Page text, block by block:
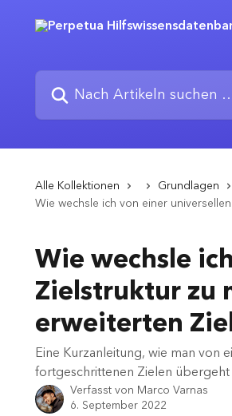
Nach Artikeln suchen …
Alle Kollektionen
Grundlagen
Wie wechsle ich von einer
Wie wechsle
Zielstruktur zu
erweiterten
Eine Kurzanleitung, wie man von
fortgeschrittenen Zielen übergeht
Verfasst von Marco Varnas
6. September 2022